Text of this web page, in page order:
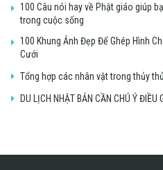
100 Câu nói hay về Phật giáo giúp
trong cuộc sống
100 Khung Ảnh Đẹp Để Ghép Hình
Cưới
Tổng hợp các nhân vật trong thủy
DU LỊCH NHẬT BẢN CẦN CHÚ Ý ĐIỀU